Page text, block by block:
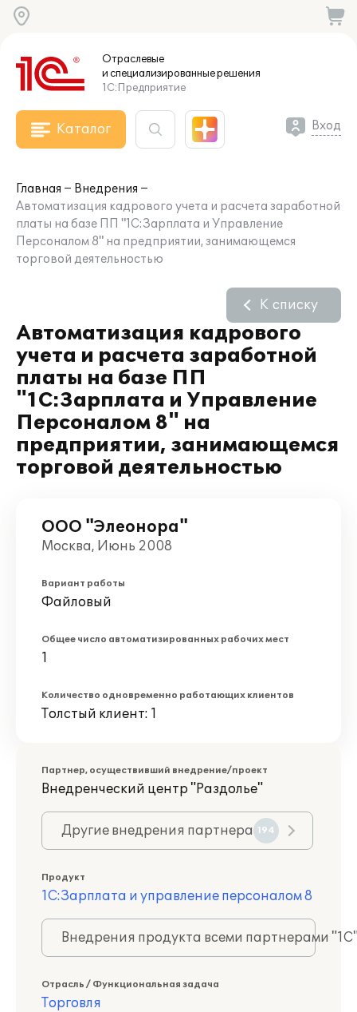
Отраслевые
и специализированныерешения
1С:Предприятие
Каталог Вход
Главная
Внедрения
Автоматизация кадрового учета и расчета заработной
платы на базе ПП "1С:Зарплата и Управление
Персоналом 8" на предприятии, занимающемся
торговой деятельностью
Автоматизация кадрового
учета и расчета заработной
платы на базе ПП
"1С:Зарплата и Управление
Персоналом 8" на
предприятии, занимающемся
торговой деятельностью
К списку
ООО "Элеонора"
Москва, Июнь 2008
Вариант работы
Файловый
Общее число автоматизированных рабочих мест
1
Количество одновременно работающих клиентов
Толстый клиент: 1
Партнер, осуществивший внедрение/проект
Внедренческий центр "Раздолье"
Другие внедрения партнера 194
Продукт
1С:Зарплата и управление персоналом 8
Внедрения продукта всеми партнерами
Отрасль / Функциональная задача
Торговля